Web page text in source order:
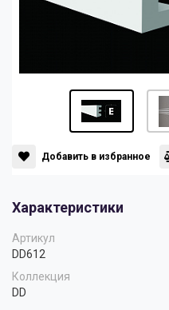
Панели
Плинтусы
Мрамор
Султан
Добавить в избранное
Характеристики
Артикул
DD612
Коллекция
DD